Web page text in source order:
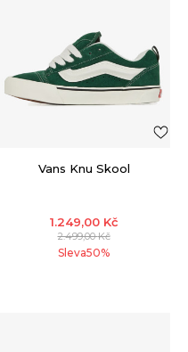
Vans Knu Skool
1.249,00 Kč
2.499,00Kč
Sleva50%